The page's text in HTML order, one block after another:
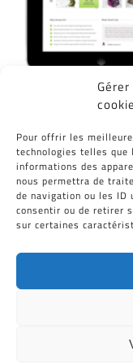
Pour offrir les
technologies telles que
informations des
nous permettra de
de navigation ou les ID
consentir ou de retirer
sur certaines
Partagez
Facebook
Tous Droits